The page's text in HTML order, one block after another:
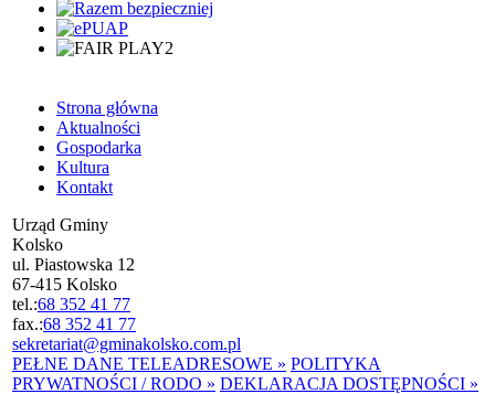
Strona główna
Aktualności
Gospodarka
Kultura
Kontakt
Urząd Gminy
Kolsko
ul. Piastowska 12
67-415 Kolsko
tel.:68 352 41 77
fax.:68 352 41 77
sekretariat@gminakolsko.com.pl
PEŁNE DANE TELEADRESOWE » POLITYKA
PRYWATNOŚCI / RODO » DEKLARACJA DOSTĘPNOŚCI »